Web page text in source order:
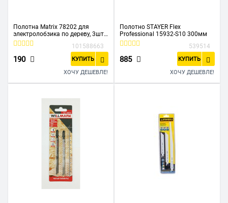
Полотна Matrix 78202 для
электролобзика по дереву, 3шт
T101D, 75х4,0мм, HCS
101588663
190 КУПИТЬ
ХОЧУ ДЕШЕВЛЕ!
Полотно STAYER Flex
Professional 15932-S10 300мм
539514
885 КУПИТЬ
ХОЧУ ДЕШЕВЛЕ!